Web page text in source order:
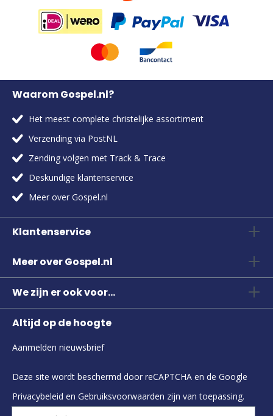
Waarom Gospel.nl?
Het meest complete christelijke assortiment
Verzending via PostNL
Zending volgen met Track & Trace
Deskundige klantenservice
Meer over Gospel.nl
Klantenservice
Meer over Gospel.nl
We zijn er ook voor...
Altijd op de hoogte
Aanmelden nieuwsbrief
Deze site wordt beschermd door reCAPTCHA en de Google
Privacybeleid en Gebruiksvoorwaarden zijn van toepassing.